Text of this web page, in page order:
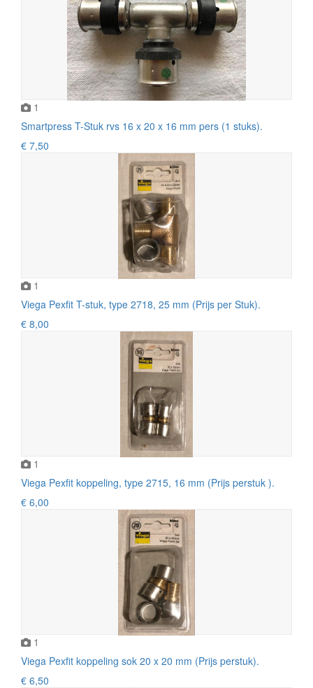
1
Smartpress T-Stuk rvs 16 x 20 x 16 mm pers (1 stuks).
€ 7,50
1
Viega Pexfit T-stuk, type 2718, 25 mm (Prijs per Stuk).
€ 8,00
1
Viega Pexfit koppeling, type 2715, 16 mm (Prijs perstuk ).
€ 6,00
1
Viega Pexfit koppeling sok 20 x 20 mm (Prijs perstuk).
€ 6,50